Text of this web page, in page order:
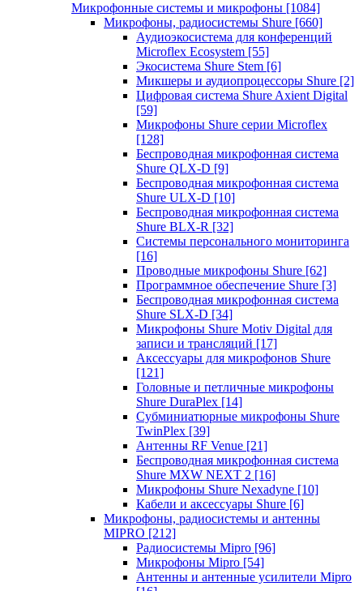
Микрофонные системы и микрофоны [1084]
Микрофоны, радиосистемы Shure [660]
Аудиоэкосистема для конференций
Microflex Ecosystem [55]
Экосистема Shure Stem [6]
Микшеры и аудиопроцессоры Shure [2]
Цифровая система Shure Axient Digital
[59]
Микрофоны Shure серии Microflex
[128]
Беспроводная микрофонная система
Shure QLX-D [9]
Беспроводная микрофонная система
Shure ULX-D [10]
Беспроводная микрофонная система
Shure BLX-R [32]
Системы персонального мониторинга
[16]
Проводные микрофоны Shure [62]
Программное обеспечение Shure [3]
Беспроводная микрофонная система
Shure SLX-D [34]
Микрофоны Shure Motiv Digital для
записи и трансляций [17]
Аксессуары для микрофонов Shure
[121]
Головные и петличные микрофоны
Shure DuraPlex [14]
Субминиатюрные микрофоны Shure
TwinPlex [39]
Антенны RF Venue [21]
Беспроводная микрофонная система
Shure MXW NEXT 2 [16]
Микрофоны Shure Nexadyne [10]
Кабели и аксессуары Shure [6]
Микрофоны, радиосистемы и антенны
MIPRO [212]
Радиосистемы Mipro [96]
Микрофоны Mipro [54]
Антенны и антенные усилители Mipro